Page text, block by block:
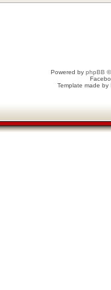
Powered by phpBB
Template made by